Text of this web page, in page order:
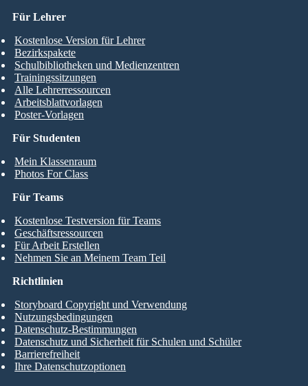
Für Studenten
Mein Klassenraum
Photos For Class
Für Lehrer
Kostenlose Version für Lehrer
Bezirkspakete
Schulbibliotheken und Medienzentren
Trainingssitzungen
Alle Lehrerressourcen
Arbeitsblattvorlagen
Poster-Vorlagen
Für Teams
Kostenlose Testversion für Teams
Geschäftsressourcen
Für Arbeit Erstellen
Nehmen Sie an Meinem Team Teil
Richtlinien
Storyboard Copyright und Verwendung
Nutzungsbedingungen
Datenschutz-Bestimmungen
Datenschutz und Sicherheit für Schulen und Schüler
Barrierefreiheit
Ihre Datenschutzoptionen